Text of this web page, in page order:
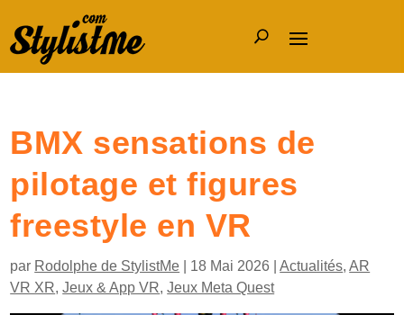
BMX sensations de
pilotage et figures
freestyle en VR
par Rodolphe de StylistMe 18 Mai 2026 |Actualités,AR
VR XR,Jeux & App VR,Jeux Meta Quest